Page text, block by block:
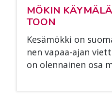
MÖ­KIN
TOON
Ke­sä­mök­ki on
nen va­paa-ajan
on olen­nai­nen osa